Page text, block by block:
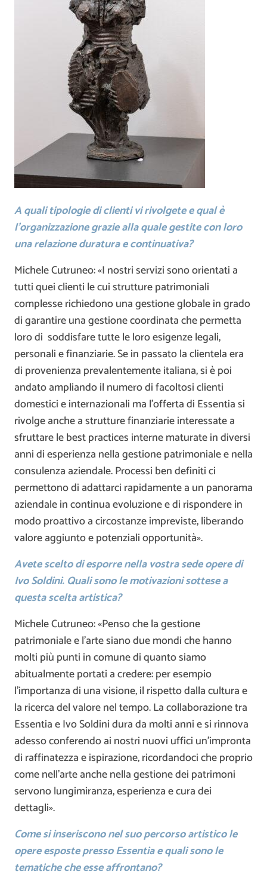
A quali tipologie di clienti vi rivolgete e qual è
l’organizzazione grazie alla quale gestite con loro
una relazione duratura e continuativa?
Michele Cutruneo: «I nostri servizi sono orientati a
tutti quei clienti le cui strutture patrimoniali
complesse richiedono una gestione globale in grado
di garantire una gestione coordinata che permetta
loro di soddisfare tutte le loro esigenze legali,
personali e finanziarie. Se in passato la clientela era
di provenienza prevalentemente italiana, si è poi
andato ampliando il numero di facoltosi clienti
domestici e internazionali ma l’offerta di Essentia si
rivolge anche a strutture finanziarie interessate a
sfruttare le best practices interne maturate in diversi
anni di esperienza nella gestione patrimoniale e nella
consulenza aziendale. Processi ben definiti ci
permettono di adattarci rapidamente a un panorama
aziendale in continua evoluzione e di rispondere in
modo proattivo a circostanze impreviste, liberando
valore aggiunto e potenziali opportunità».
Avete scelto di esporre nella vostra sede opere di
Ivo Soldini. Quali sono le motivazioni sottese a
questa scelta artistica?
Michele Cutruneo: «Penso che la gestione
patrimoniale e l’arte siano due mondi che hanno
molti più punti in comune di quanto siamo
abitualmente portati a credere: per esempio
l’importanza di una visione, il rispetto dalla cultura e
la ricerca del valore nel tempo. La collaborazione tra
Essentia e Ivo Soldini dura da molti anni e si rinnova
adesso conferendo ai nostri nuovi uffici un’impronta
di raffinatezza e ispirazione, ricordandoci che proprio
come nell’arte anche nella gestione dei patrimoni
servono lungimiranza, esperienza e cura dei
dettagli».
Come si inseriscono nel suo percorso artistico le
opere esposte presso Essentia e quali sono le
tematiche che esse affrontano?